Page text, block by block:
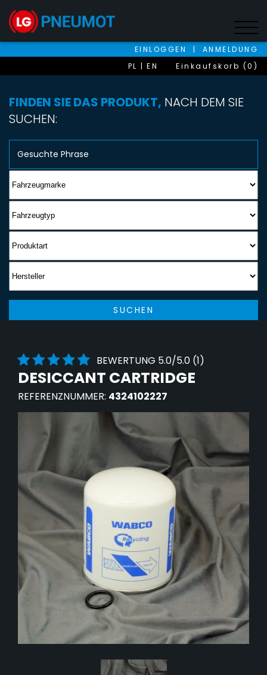
EINLOGGEN |
ANMELDUNG
PL
EN Einkaufskorb (0)
FINDEN SIE DAS PRODUKT, NACH DEM SIE
SUCHEN:
SUCHEN
BEWERTUNG 5.0/5.0 (1)
DESICCANT CARTRIDGE
REFERENZNUMMER: 4324102227